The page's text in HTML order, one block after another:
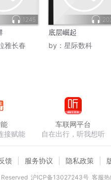
1245
雅长春
底层崛起
by： 星际数科
接赋能
车联网平台
自在出行，听我想听
馈 服务协议 隐私政策
沪ICP备13027243号 客服